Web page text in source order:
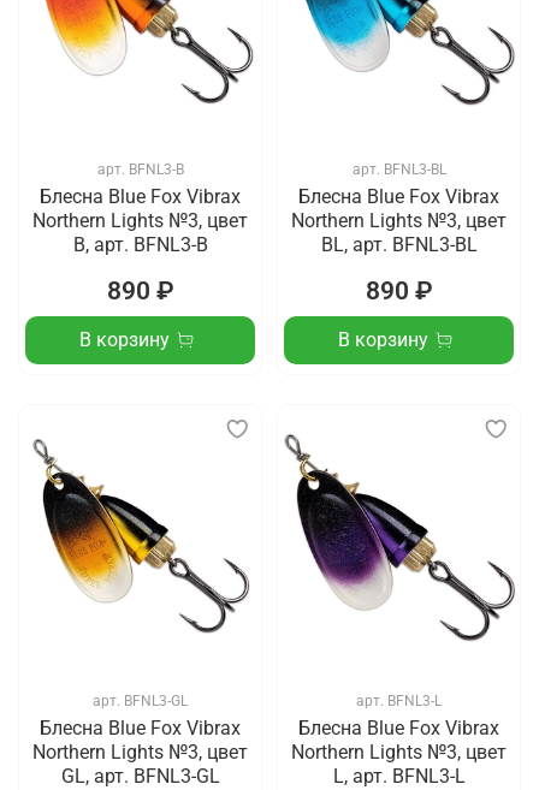
арт. BFNL3-B
Блесна Blue Fox Vibrax
Northern Lights №3, цвет
B, арт. BFNL3-B
890 ₽
В корзину
арт. BFNL3-BL
Блесна Blue Fox Vibrax
Northern Lights №3, цвет
BL, арт. BFNL3-BL
890 ₽
В корзину
арт. BFNL3-GL
Блесна Blue Fox Vibrax
Northern Lights №3, цвет
GL, арт. BFNL3-GL
арт. BFNL3-L
Блесна Blue Fox Vibrax
Northern Lights №3, цвет
L, арт. BFNL3-L